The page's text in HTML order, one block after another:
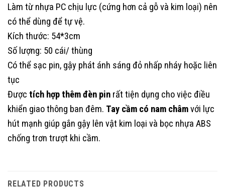
Làm từ nhựa PC chịu lực (cứng hơn cả gỗ và kim loại) nên
có thể dùng để tự vệ.
Kích thước: 54*3cm
Số lượng: 50 cái/ thùng
Có thể sạc pin, gậy phát ánh sáng đỏ nhấp nháy hoặc liên
tục
Được tích hợp thêm đèn pin rất tiện dụng cho việc điều
khiển giao thông ban đêm. Tay cầm có nam châmvới lực
hút mạnh giúp gắn gậy lên vật kim loại và bọc nhựa ABS
chống trơn trượt khi cầm.
RELATED PRODUCTS